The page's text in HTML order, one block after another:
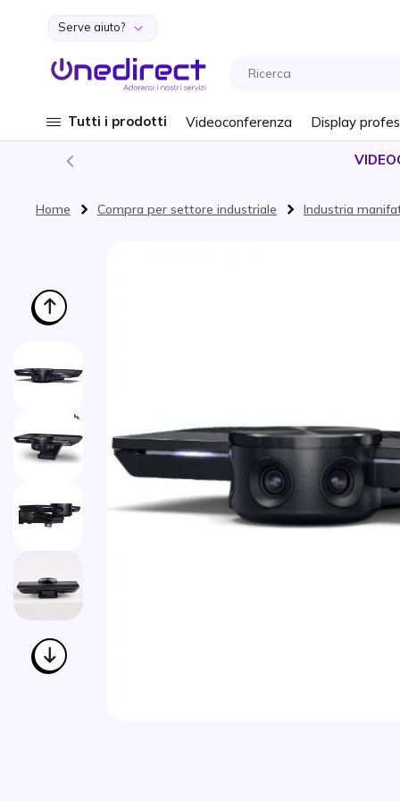
Salta al contenuto
Serve aiuto?
Tutti i prodotti Videoconferenza Display
Home Compra per settore industriale Industria